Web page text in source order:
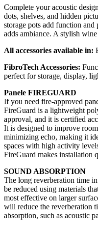
Complete your acoustic
dots, shelves, and hidden
storage pots add function
adds ambiance. A stylish
All accessories available in:
FibroTech Accessories:
perfect for storage, display,
Panele FIREGUARD
If you need fire-approved
FireGuard is a lightweight
approval, and it is certified
It is designed to improve
minimizing echo, making it
spaces with high activity
FireGuard makes installation
SOUND ABSORPTION
The long reverberation time
be reduced using materials
most effective on larger
will reduce the reverberation
absorption, such as acoustic